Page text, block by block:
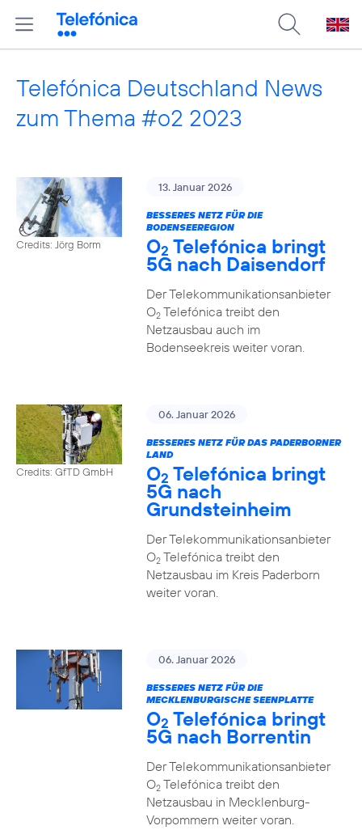
Telefónica Deutschland News
zum Thema #o2 2023
Credits: Jörg Borm
13. Januar 2026
BESSERES NETZ FÜR DIE
BODENSEEREGION
O2 Telefónica bringt
5G nach Daisendorf
Der Telekommunikationsanbieter
O2Telefónica treibt den
Netzausbau auch im
Bodenseekreis weiter voran.
Credits: GfTD GmbH
06. Januar 2026
BESSERES NETZ FÜR DAS PADERBORNER
LAND
O2 Telefónica bringt
5G nach
Grundsteinheim
Der Telekommunikationsanbieter
O2Telefónica treibt den
Netzausbau im Kreis Paderborn
weiter voran.
06. Januar 2026
BESSERES NETZ FÜR DIE
MECKLENBURGISCHE SEENPLATTE
O2 Telefónica bringt
5G nach Borrentin
Der Telekommunikationsanbieter
O2Telefónica treibt den
Netzausbau in Mecklenburg-
Vorpommern weiter voran.